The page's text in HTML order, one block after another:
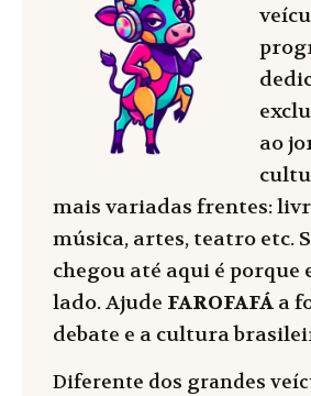
ao
mais variadas frentes:
música, artes, teatro etc.
chegou até aqui é porque
lado. Ajude FAROFAFÁ a
debate e a cultura
Diferente dos grandes